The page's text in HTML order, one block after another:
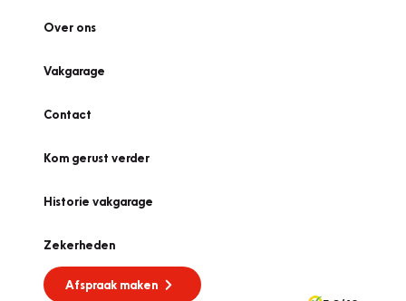
Over ons
Vakgarage
Contact
Kom gerust verder
Historie vakgarage
Zekerheden
Afspraak maken